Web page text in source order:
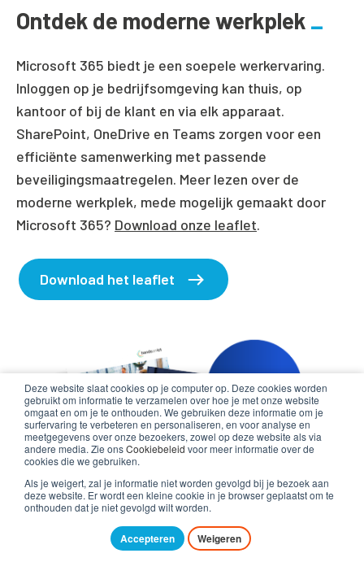
Deze website slaat cookies op je computer op. Deze cookies worden
gebruikt om informatie te verzamelen over hoe je met onze website
omgaat en om je te onthouden. We gebruiken deze informatie om je
surfervaring te verbeteren en personaliseren, en voor analyse en
meetgegevens over onze bezoekers, zowel op deze website als via
andere media. Zie onsCookiebeleid voor meer informatie over de
cookies die we gebruiken.
Als je weigert, zal je informatie niet worden gevolgd bij je bezoek aan
deze website. Er wordt een kleine cookie in je browser geplaatst om te
onthouden dat je niet gevolgd wilt worden.
Accepteren Weigeren
Ontdek de moderne werkplek
Microsoft 365 biedt je een soepele werkervaring.
Inloggen op je bedrijfsomgeving kan thuis, op
kantoor of bij de klant en via elk apparaat.
SharePoint, OneDrive en Teams zorgen voor een
efficiënte samenwerking met passende
beveiligingsmaatregelen. Meer lezen over de
moderne werkplek, mede mogelijk gemaakt door
Microsoft 365? Download onze leaflet.
Download het leaflet